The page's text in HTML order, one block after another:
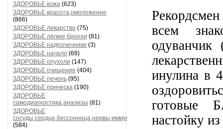
ЗДОРОВЬЕ кожа (623)
ЗДОРОВЬЕ красота,омоложение
(866)
ЗДОРОВЬЕ лекарство (75)
ЗДОРОВЬЕ лёгкие,бронхи (81)
ЗДОРОВЬЕ надпочечники (3)
ЗДОРОВЬЕ начало (68)
ЗДОРОВЬЕ опухоли (147)
ЗДОРОВЬЕ очищение (404)
ЗДОРОВЬЕ печень (95)
ЗДОРОВЬЕ прическа (190)
ЗДОРОВЬЕ
самодиагностика,анализы (81)
ЗДОРОВЬЕ
сосуды,сердце,бессонница,нервы,иммунитет
(584)
всем
инулина в
готовые
настойку